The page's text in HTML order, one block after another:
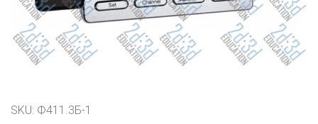
SKU: Ф411.3Б-1